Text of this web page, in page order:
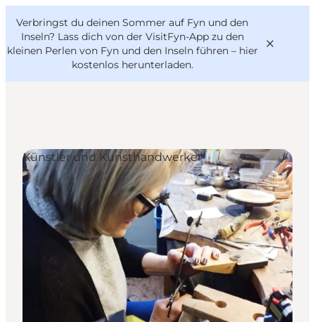
Verbringst du deinen Sommer auf Fyn und den
Inseln? Lass dich von der VisitFyn-App zu den
kleinen Perlen von Fyn und den Inseln führen – hier
kostenlos herunterladen.
Reise Ideen
Outdoor & bike
Essen & trinken
Übernachtung
VisitFyn
Deutsch
Künstler und Kunsthandwerker